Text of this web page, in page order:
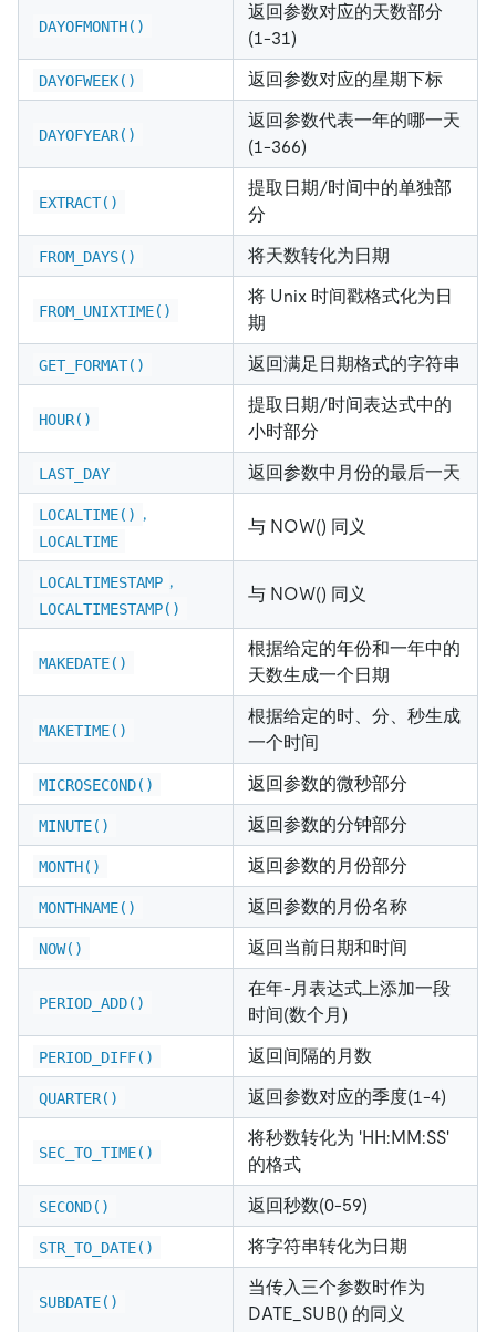
DAYOFMONTH()
返回参数对应的天数部分
(1-31)
DAYOFWEEK() 返回参数对应的星期下标
DAYOFYEAR()
返回参数代表一年的哪一天
(1-366)
EXTRACT()
提取日期/时间中的单独部
分
FROM_DAYS() 将天数转化为日期
FROM_UNIXTIME()
将 Unix 时间戳格式化为日
期
GET_FORMAT() 返回满足日期格式的字符串
HOUR()
提取日期/时间表达式中的
小时部分
LAST_DAY 返回参数中月份的最后一天
LOCALTIME() ,
LOCALTIME
与 NOW() 同义
LOCALTIMESTAMP ,
LOCALTIMESTAMP()
与 NOW() 同义
MAKEDATE()
根据给定的年份和一年中的
天数生成一个日期
MAKETIME()
根据给定的时、分、秒生成
一个时间
MICROSECOND() 返回参数的微秒部分
MINUTE() 返回参数的分钟部分
MONTH() 返回参数的月份部分
MONTHNAME() 返回参数的月份名称
NOW() 返回当前日期和时间
PERIOD_ADD()
在年-月表达式上添加一段
时间(数个月)
PERIOD_DIFF() 返回间隔的月数
QUARTER() 返回参数对应的季度(1-4)
SEC_TO_TIME()
将秒数转化为 'HH:MM:SS'
的格式
SECOND() 返回秒数(0-59)
STR_TO_DATE() 将字符串转化为日期
SUBDATE()
当传入三个参数时作为
DATE_SUB() 的同义